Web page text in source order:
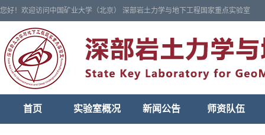
您好！欢迎访问中国矿业大学（北京） 深部岩土力学与地下工程国家重点实验室
首页 实验室概况 新闻公告 师资队伍